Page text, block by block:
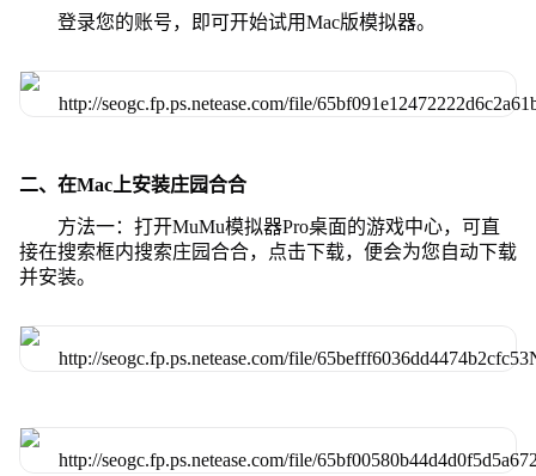
登录您的账号，即可开始试用Mac版模拟器。
二、在Mac上安装庄园合合
方法一：打开MuMu模拟器Pro桌面的游戏中心，可直
接在搜索框内搜索庄园合合，点击下载，便会为您自动下载
并安装。